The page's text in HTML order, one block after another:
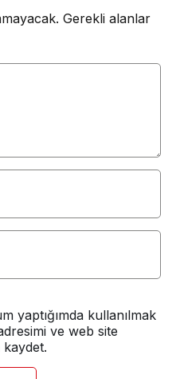
Gerekli alanlar
yaptığımda kullanılmak
ve web site
kaydet.